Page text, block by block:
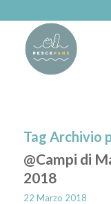
Tag Archivio
@Campi di
2018
22 Marzo 2018